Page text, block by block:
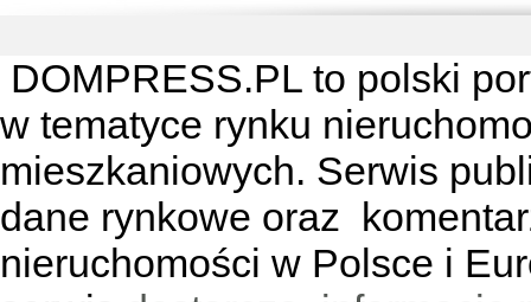
DOMPRESS.PL to polski
w tematyce rynku
mieszkaniowych. Serwis
dane rynkowe oraz
nieruchomości w Polsce i